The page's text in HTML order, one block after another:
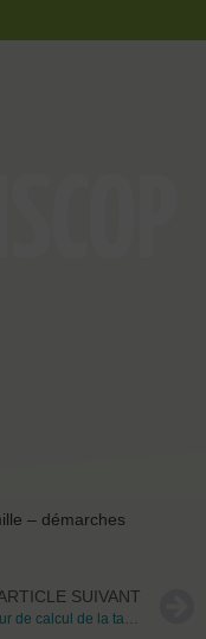
– démarches
SUIVANT
Simulateur de calcul de la taxe d’aménagement